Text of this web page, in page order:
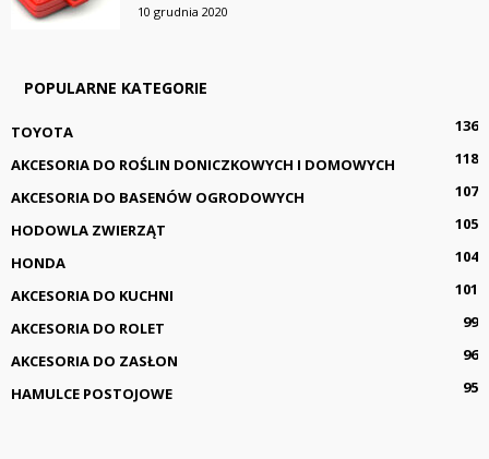
10 grudnia 2020
POPULARNE KATEGORIE
TOYOTA
136
AKCESORIA DO ROŚLIN DONICZKOWYCH I DOMOWYCH
118
AKCESORIA DO BASENÓW OGRODOWYCH
107
HODOWLA ZWIERZĄT
105
HONDA
104
AKCESORIA DO KUCHNI
101
AKCESORIA DO ROLET
99
AKCESORIA DO ZASŁON
96
HAMULCE POSTOJOWE
95